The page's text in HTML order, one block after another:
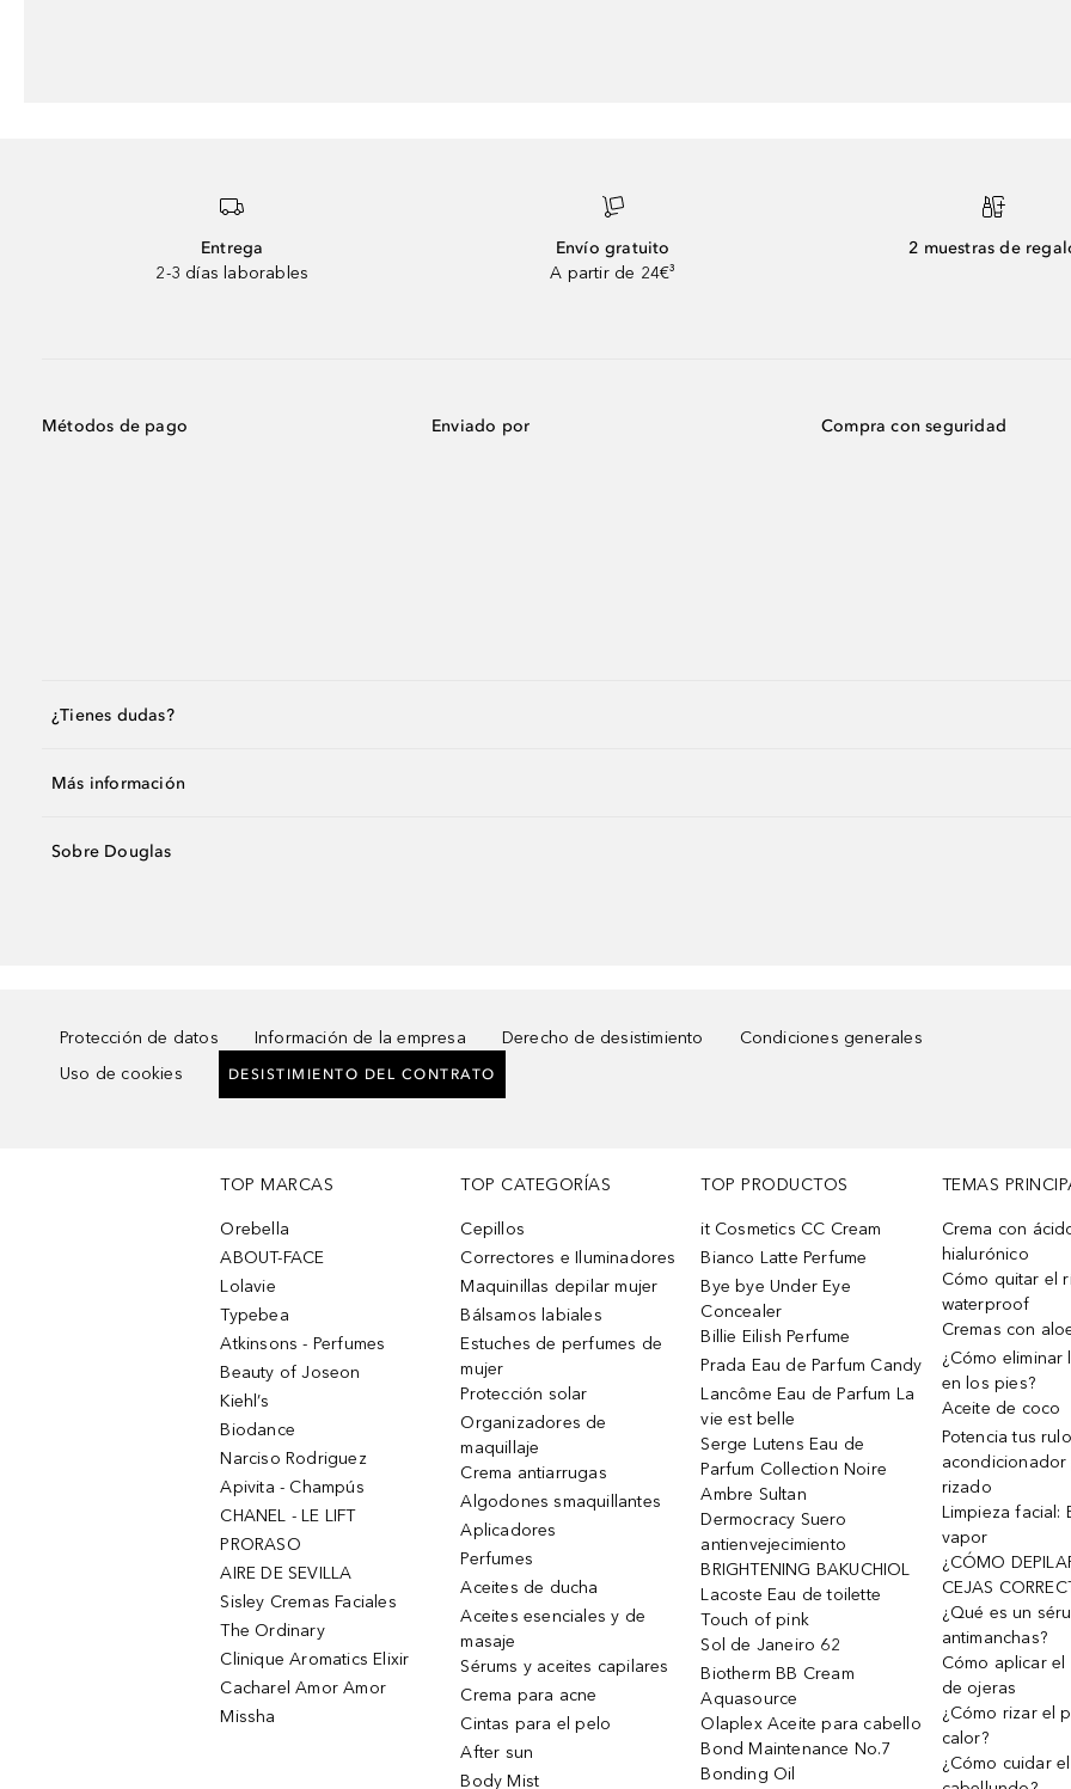
Entrega
2-3 días laborables
Envío gratuito
A partir de 24€³
2 muestras de
Métodos de pago Enviado por Compra con seguridad
¿Tienes dudas?
Más información
Sobre Douglas
Protección de datos Información de la empresa Derecho de desistimiento
Condiciones generales
Uso de cookies
DESISTIMIENTO DEL CONTRATO
TOP MARCAS
Orebella
ABOUT-FACE
Lolavie
Typebea
Atkinsons - Perfumes
Beauty of Joseon
Kiehl’s
Biodance
Narciso Rodriguez
Apivita - Champús
CHANEL - LE LIFT
PRORASO
AIRE DE SEVILLA
Sisley Cremas Faciales
The Ordinary
Clinique Aromatics Elixir
Cacharel Amor Amor
Missha
TOP CATEGORÍAS
Cepillos
Correctores e Iluminadores
Maquinillas depilar mujer
Bálsamos labiales
Estuches de perfumes de
mujer
Protección solar
Organizadores de
maquillaje
Crema antiarrugas
Algodones smaquillantes
Aplicadores
Perfumes
Aceites de ducha
Aceites esenciales y de
masaje
Sérums y aceites capilares
Crema para acne
Cintas para el pelo
After sun
Body Mist
TOP PRODUCTOS
it Cosmetics CC Cream
Bianco Latte Perfume
Bye bye Under Eye
Concealer
Billie Eilish Perfume
Prada Eau de Parfum Candy
Lancôme Eau de Parfum La
vie est belle
Serge Lutens Eau de
Parfum Collection Noire
Ambre Sultan
Dermocracy Suero
antienvejecimiento
BRIGHTENING BAKUCHIOL
Lacoste Eau de toilette
Touch of pink
Sol de Janeiro 62
Biotherm BB Cream
Aquasource
Olaplex Aceite para cabello
Bond Maintenance No.7
Bonding Oil
TEMAS
Crema con
hialurónico
Cómo quitar el
waterproof
Cremas con
¿Cómo eliminar
en los pies?
Aceite de coco
Potencia tus
rizado
Limpieza facial:
vapor
¿CÓMO
CEJAS
¿Qué es un
antimanchas?
Cómo aplicar
de ojeras
¿Cómo rizar el
calor?
¿Cómo cuidar